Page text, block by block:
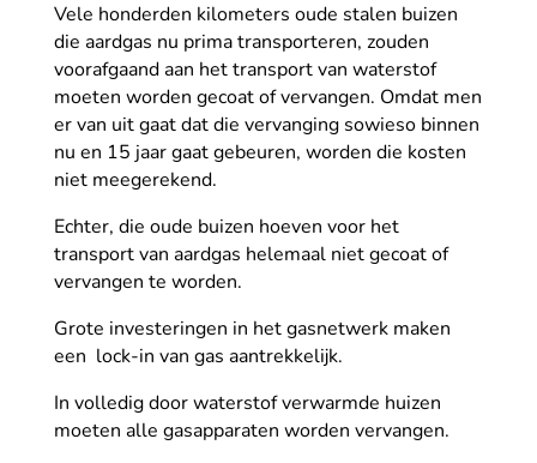
Vele honderden kilometers oude stalen buizen
die aardgas nu prima transporteren, zouden
voorafgaand aan het transport van waterstof
moeten worden gecoat of vervangen. Omdat men
er van uit gaat dat die vervanging sowieso binnen
nu en 15 jaar gaat gebeuren, worden die kosten
niet meegerekend.
Echter, die oude buizen hoeven voor het
transport van aardgas helemaal niet gecoat of
vervangen te worden.
Grote investeringen in het gasnetwerk maken
een lock-in van gas aantrekkelijk.
In volledig door waterstof verwarmde huizen
moeten alle gasapparaten worden vervangen.